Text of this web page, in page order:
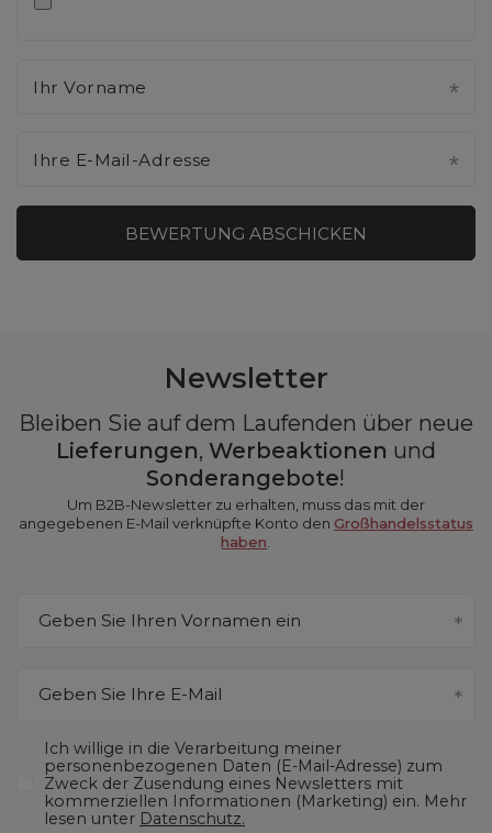
Ihr Vorname
Ihre E-Mail-Adresse
BEWERTUNG ABSCHICKEN
Newsletter
Bleiben Sie auf dem Laufenden über neue
Lieferungen, Werbeaktionen und
Sonderangebote!
Um B2B-Newsletter zu erhalten, muss das mit der
angegebenen E-Mail verknüpfte Konto den Großhandelsstatus
haben
Geben Sie Ihren Vornamen ein
Geben Sie Ihre E-Mail
Ich willige in die Verarbeitung meiner
personenbezogenen Daten (E-Mail-Adresse) zum
Zweck der Zusendung eines Newsletters mit
kommerziellen Informationen (Marketing) ein. Mehr
lesen unter Datenschutz.